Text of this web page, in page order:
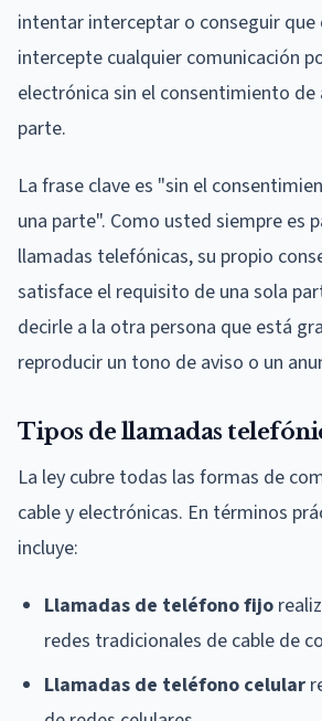
intentar interceptar o conseguir que
intercepte cualquier comunicación
electrónica sin el consentimiento de
parte.
La frase clave es "sin el
una parte". Como usted siempre es
llamadas telefónicas, su propio
satisface el requisito de una sola
decirle a la otra persona que está
reproducir un tono de aviso o un
Tipos de llamadas
La ley cubre todas las formas de
cable y electrónicas. En términos
incluye:
Llamadas de teléfono fijo
redes tradicionales de cable de
Llamadas de teléfono celular